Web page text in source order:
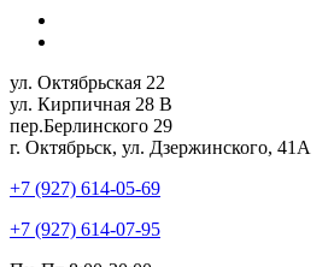
ул. Октябрьская 22
ул. Кирпичная 28 В
пер.Берлинского 29
г. Октябрьск, ул. Дзержинского, 41А
+7 (927) 614-05-69
+7 (927) 614-07-95